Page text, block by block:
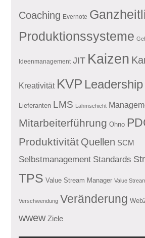
Coaching Evernote
Produktionssysteme
Ideenmanagement JIT Kaizen
Kreativität KVP Leadership
Lieferanten LMS Lähmschicht
Mitarbeiterführung Ohno
Produktivität Quellen SCM
Selbstmanagement Standards
TPS Value Stream Manager Value
Verschwendung Veränderung
wwew Ziele